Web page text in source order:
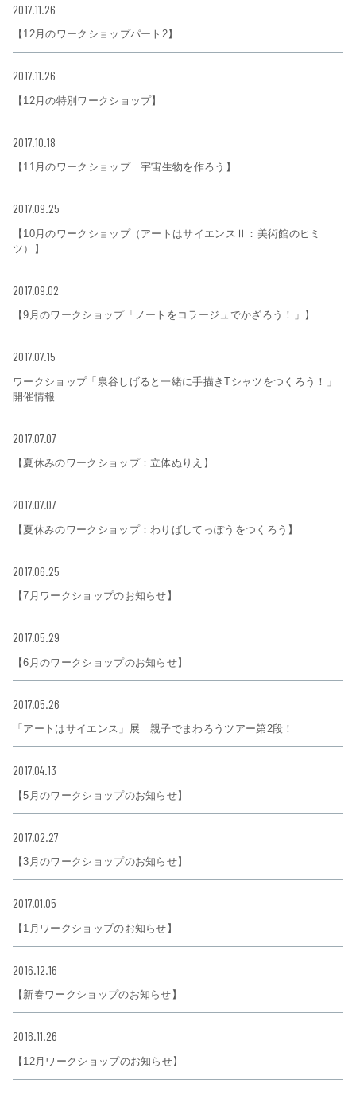
2017.11.26
【12月のワークショップパート2】
2017.11.26
【12月の特別ワークショップ】
2017.10.18
【11月のワークショップ 宇宙生物を作ろう】
2017.09.25
【10月のワークショップ（アートはサイエンスⅡ：美術館のヒミ
ツ）】
2017.09.02
【9月のワークショップ「ノートをコラージュでかざろう！」】
2017.07.15
ワークショップ「泉谷しげると一緒に手描きTシャツをつくろう！」
開催情報
2017.07.07
【夏休みのワークショップ：立体ぬりえ】
2017.07.07
【夏休みのワークショップ：わりばしてっぽうをつくろう】
2017.06.25
【7月ワークショップのお知らせ】
2017.05.29
【6月のワークショップのお知らせ】
2017.05.26
「アートはサイエンス」展 親子でまわろうツアー第2段！
2017.04.13
【5月のワークショップのお知らせ】
2017.02.27
【3月のワークショップのお知らせ】
2017.01.05
【1月ワークショップのお知らせ】
2016.12.16
【新春ワークショップのお知らせ】
2016.11.26
【12月ワークショップのお知らせ】